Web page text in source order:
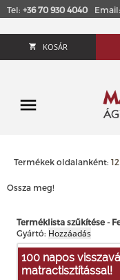
Tel: +36 70 930 4040 Email:
KOSÁR
Termékek oldalanként: 12
Ossza meg!
Terméklista szűkítése -
Gyártó:
100 napos
matractisztítással!